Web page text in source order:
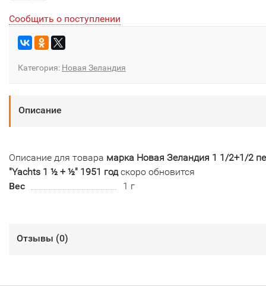
Сообщить о поступлении
Категория: Новая Зеландия
Описание
Описание для товара марка Новая Зеландия 1 1/2+1/2
"Yachts 1 ½ + ½" 1951 годскоро обновится
Вес
1 г
Отзывы (0)